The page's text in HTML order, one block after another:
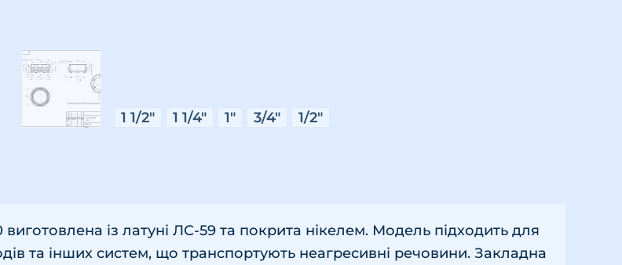
1 1/2" 1 1/4" 1" 3/4" 1/2"
із латуні ЛС-59 та покрита нікелем. Модель підходить для
та інших систем, що транспортують неагресивні речовини. Закладна